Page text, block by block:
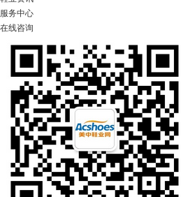
服务中心
在线咨询